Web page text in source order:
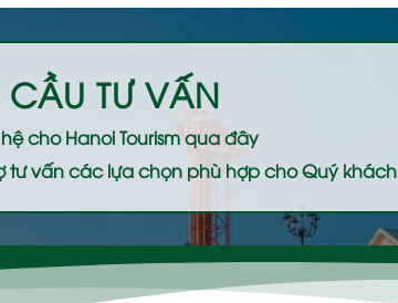
CẦU TƯ VẤN
choHanoi Tourismqua đây
tư vấn các lựa chọn phù hợp cho Quý khách